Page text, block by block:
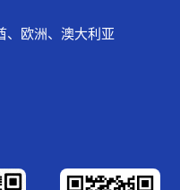
、欧洲、澳大利亚